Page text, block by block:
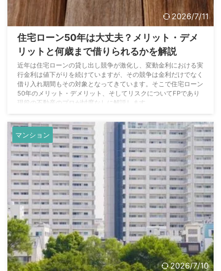
2026/7/11
住宅ローン50年は大丈夫？メリット・デメ
リットと何歳まで借りられるかを解説
近年は住宅ローンの貸し出し競争が激化し、変動金利における実
行金利は値下がりを続けていますが、その競争は金利だけでなく
借り入れ期間もその対象となってきています。そこで住宅ローン
50年のメリット・デメリット、そしてリスクについてFPであり
現役の不動産のプロが忖度なしに解説します。
マンション
2026/7/10